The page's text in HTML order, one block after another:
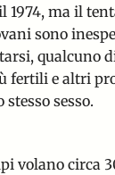
1974, ma il
sono
qualcuno
fertili e altri
sesso.
volano circa